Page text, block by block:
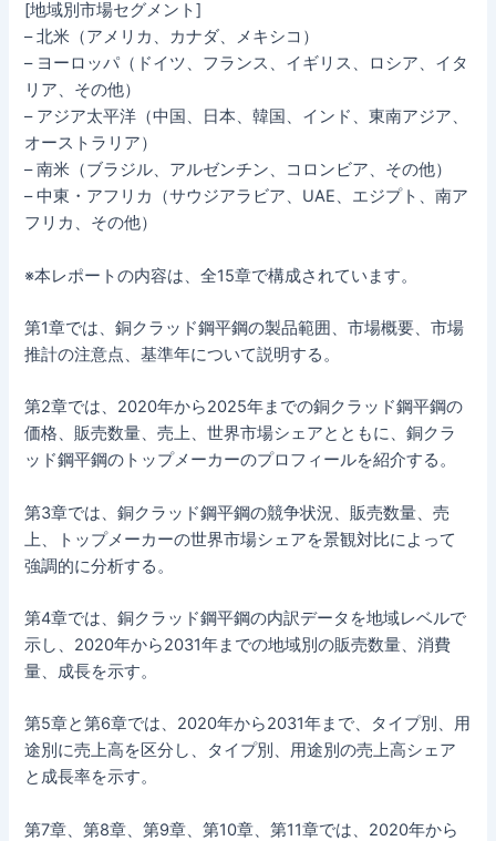
[地域別市場セグメント]
– 北米（アメリカ、カナダ、メキシコ）
– ヨーロッパ（ドイツ、フランス、イギリス、ロシア、イタ
リア、その他）
– アジア太平洋（中国、日本、韓国、インド、東南アジア、
オーストラリア）
– 南米（ブラジル、アルゼンチン、コロンビア、その他）
– 中東・アフリカ（サウジアラビア、UAE、エジプト、南ア
フリカ、その他）
※本レポートの内容は、全15章で構成されています。
第1章では、銅クラッド鋼平鋼の製品範囲、市場概要、市場
推計の注意点、基準年について説明する。
第2章では、2020年から2025年までの銅クラッド鋼平鋼の
価格、販売数量、売上、世界市場シェアとともに、銅クラ
ッド鋼平鋼のトップメーカーのプロフィールを紹介する。
第3章では、銅クラッド鋼平鋼の競争状況、販売数量、売
上、トップメーカーの世界市場シェアを景観対比によって
強調的に分析する。
第4章では、銅クラッド鋼平鋼の内訳データを地域レベルで
示し、2020年から2031年までの地域別の販売数量、消費
量、成長を示す。
第5章と第6章では、2020年から2031年まで、タイプ別、用
途別に売上高を区分し、タイプ別、用途別の売上高シェア
と成長率を示す。
第7章、第8章、第9章、第10章、第11章では、2020年から